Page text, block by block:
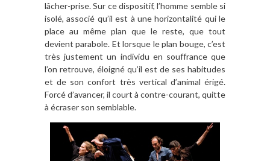
lâcher-prise. Sur ce dispositif, l’homme semble si
isolé, associé qu’il est à une horizontalité qui le
place au même plan que le reste, que tout
devient parabole. Et lorsque le plan bouge, c’est
très justement un individu en souffrance que
l’on retrouve, éloigné qu’il est de ses habitudes
et de son confort très vertical d’animal érigé.
Forcé d’avancer, il court à contre-courant, quitte
à écraser son semblable.